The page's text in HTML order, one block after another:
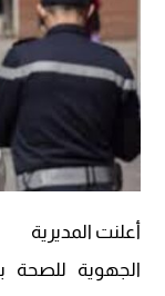
أعلنت المديرية
الجهوية للصحة